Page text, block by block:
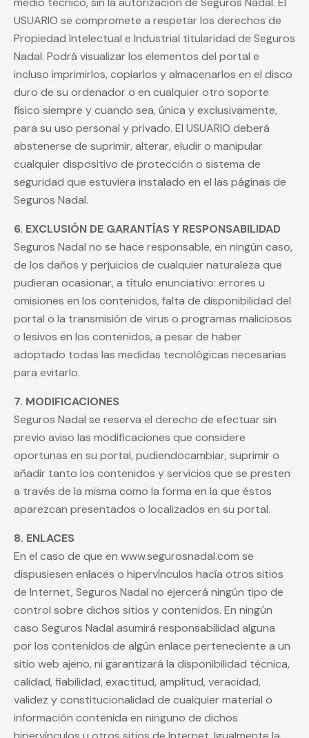
USUARIO se compromete a respetar los derechos de
Propiedad Intelectual e Industrial titularidad de Seguros
Nadal. Podrá visualizar los elementos del portal e
incluso imprimirlos, copiarlos y almacenarlos en el disco
duro de su ordenador o en cualquier otro soporte
físico siempre y cuando sea, única y exclusivamente,
para su uso personal y privado. El USUARIO deberá
abstenerse de suprimir, alterar, eludir o manipular
cualquier dispositivo de protección o sistema de
seguridad que estuviera instalado en el las páginas de
Seguros Nadal.
6. EXCLUSIÓN DE GARANTÍAS Y RESPONSABILIDAD
Seguros Nadal no se hace responsable, en ningún caso,
de los daños y perjuicios de cualquier naturaleza que
pudieran ocasionar, a título enunciativo: errores u
omisiones en los contenidos, falta de disponibilidad del
portal o la transmisión de virus o programas maliciosos
o lesivos en los contenidos, a pesar de haber
adoptado todas las medidas tecnológicas necesarias
para evitarlo.
7. MODIFICACIONES
Seguros Nadal se reserva el derecho de efectuar sin
previo aviso las modificaciones que considere
oportunas en su portal, pudiendocambiar, suprimir o
añadir tanto los contenidos y servicios que se presten
a través de la misma como la forma en la que éstos
aparezcan presentados o localizados en su portal.
8. ENLACES
En el caso de que en www.segurosnadal.com se
dispusiesen enlaces o hipervínculos hacía otros sitios
de Internet, Seguros Nadal no ejercerá ningún tipo de
control sobre dichos sitios y contenidos. En ningún
caso Seguros Nadal asumirá responsabilidad alguna
por los contenidos de algún enlace perteneciente a un
sitio web ajeno, ni garantizará la disponibilidad técnica,
calidad, fiabilidad, exactitud, amplitud, veracidad,
validez y constitucionalidad de cualquier material o
información contenida en ninguno de dichos